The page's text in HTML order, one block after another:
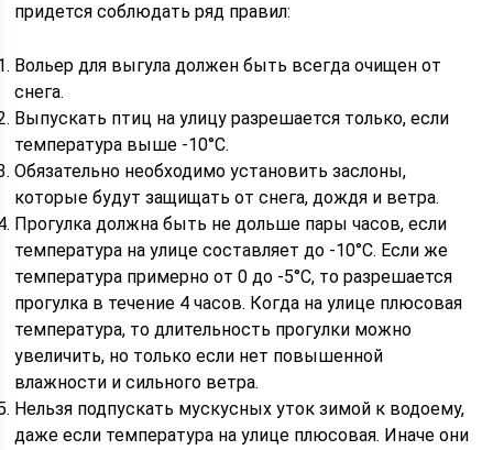
придется соблюдать ряд правил:
Вольер для выгула должен быть всегда очищен от
снега.
Выпускать птиц на улицу разрешается только, если
температура выше -10°C.
Обязательно необходимо установить заслоны,
которые будут защищать от снега, дождя и ветра.
Прогулка должна быть не дольше пары часов, если
температура на улице составляет до -10°C. Если же
температура примерно от 0 до -5°C, то разрешается
прогулка в течение 4 часов. Когда на улице плюсовая
температура, то длительность прогулки можно
увеличить, но только если нет повышенной
влажности и сильного ветра.
Нельзя подпускать мускусных уток зимой к водоему,
даже если температура на улице плюсовая. Иначе они